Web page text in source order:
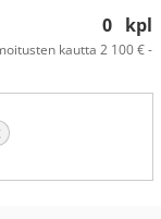
0 kpl
kautta 2 100 € -